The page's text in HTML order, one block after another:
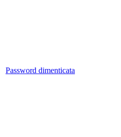
Password dimenticata